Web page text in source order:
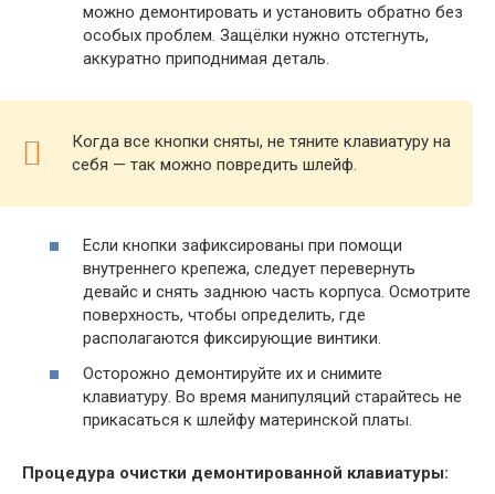
можно демонтировать и установить обратно без
особых проблем. Защёлки нужно отстегнуть,
аккуратно приподнимая деталь.
Когда все кнопки сняты, не тяните клавиатуру на
себя — так можно повредить шлейф.
Если кнопки зафиксированы при помощи
внутреннего крепежа, следует перевернуть
девайс и снять заднюю часть корпуса. Осмотрите
поверхность, чтобы определить, где
располагаются фиксирующие винтики.
Осторожно демонтируйте их и снимите
клавиатуру. Во время манипуляций старайтесь не
прикасаться к шлейфу материнской платы.
Процедура очистки демонтированной клавиатуры: